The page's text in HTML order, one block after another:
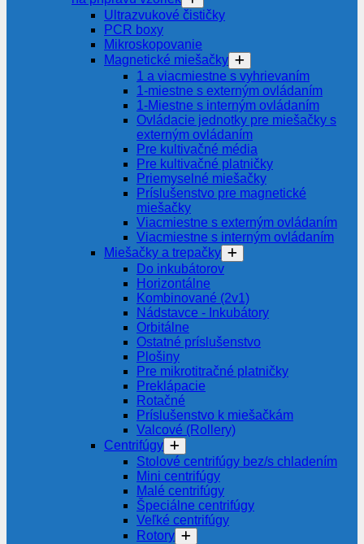
Ultrazvukové čističky
PCR boxy
Mikroskopovanie
Magnetické miešačky
1 a viacmiestne s vyhrievaním
1-miestne s externým ovládaním
1-Miestne s interným ovládaním
Ovládacie jednotky pre miešačky s
externým ovládaním
Pre kultivačné média
Pre kultivačné platničky
Priemyselné miešačky
Príslušenstvo pre magnetické
miešačky
Viacmiestne s externým ovládaním
Viacmiestne s interným ovládaním
Miešačky a trepačky
Do inkubátorov
Horizontálne
Kombinované (2v1)
Nádstavce - Inkubátory
Orbitálne
Ostatné príslušenstvo
Plošiny
Pre mikrotitračné platničky
Preklápacie
Rotačné
Príslušenstvo k miešačkám
Valcové (Rollery)
Centrifúgy
Stolové centrifúgy bez/s chladením
Mini centrifúgy
Malé centrifúgy
Špeciálne centrifúgy
Veľké centrifúgy
Rotory